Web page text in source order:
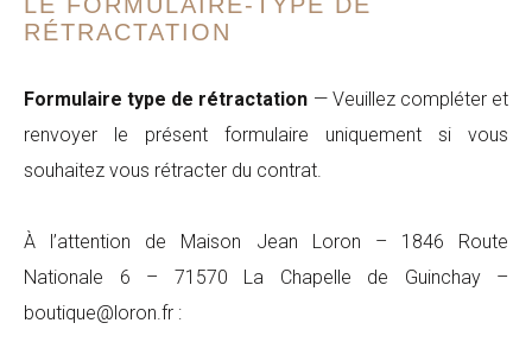
RÉTRACTATION
Formulaire type de rétractation — Veuillez compléter et
renvoyer le présent formulaire uniquement si vous
souhaitez vous rétracter du contrat.
À l’attention de Maison Jean Loron – 1846 Route
Nationale 6 – 71570 La Chapelle de Guinchay –
boutique@loron.fr :